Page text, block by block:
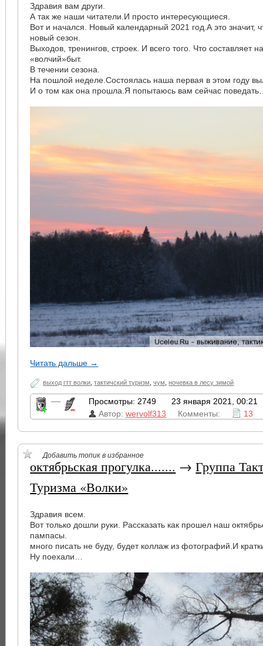
Здравия вам други.
А так же наши читатели.И просто интересующиеся.
Вот и начался. Новый календарный 2021 год.А это значит,
новый сезон.
Выходов, тренингов, строек. И всего того. Что составляет
«волчий»быт.
В течении сезона.
На пошлой неделе.Состоялась наша первая в этом году
И о том как она прошла.Я попытаюсь вам сейчас
Читать дальше →
выход гтт волки ,тактичский туризм ,чум ,ночевка в лесу зимой
— Просмотры: 2749
23 января 2021, 00:21
Автор:wervolf313 Комменты: 13
Добавить топик в избранное
октябрьская прогулка....... →Группа
Туризма «Волки»
Здравия всем.
Вот только дошли руки. Рассказать как прошел наш
пампасы.
много писать не буду, будет коллаж из фотографий.И
Ну поехали…